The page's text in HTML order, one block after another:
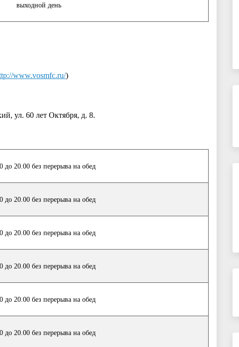
выходной день
www.vosmfc.ru/)
ул. 60 лет Октября, д. 8.
до 20.00 без перерыва на обед
до 20.00 без перерыва на обед
до 20.00 без перерыва на обед
до 20.00 без перерыва на обед
до 20.00 без перерыва на обед
до 20.00 без перерыва на обед